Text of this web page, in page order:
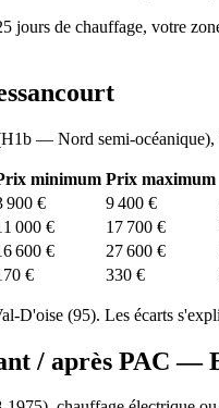
jours de chauffage, votre
H1b — Nord semi-océanique),
minimum Prix maximum
900 € 9 400 €
000 € 17 700 €
600 € 27 600 €
€ 330 €
D'oise (95). Les écarts
/ après PAC —